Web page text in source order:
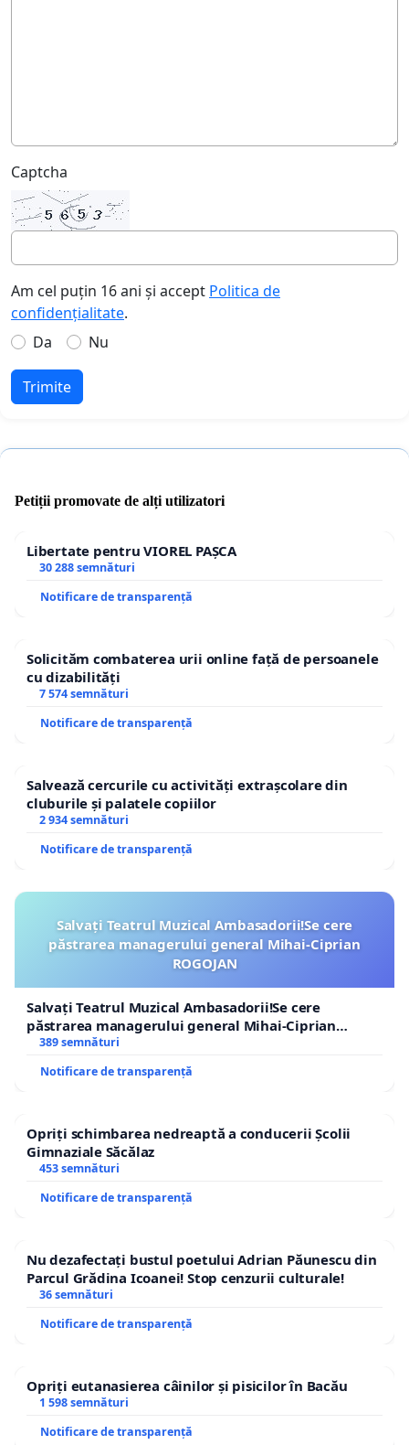
Captcha
Am cel puțin 16 ani și accept Politica de
confidențialitate.
Da
Nu
Trimite
Petiții promovate de alți utilizatori
Libertate pentru VIOREL PAȘCA
30 288 semnături
Notificare de transparență
Solicităm combaterea urii online față de persoanele
cu dizabilități
7 574 semnături
Notificare de transparență
Salvează cercurile cu activități extrașcolare din
cluburile și palatele copiilor
2 934 semnături
Notificare de transparență
Salvați Teatrul Muzical Ambasadorii!Se cere
păstrarea managerului general Mihai-Ciprian
ROGOJAN
Salvați Teatrul Muzical Ambasadorii!Se cere
păstrarea managerului general Mihai-Ciprian
ROGOJAN
389 semnături
Notificare de transparență
Opriți schimbarea nedreaptă a conducerii Școlii
Gimnaziale Săcălaz
453 semnături
Notificare de transparență
Nu dezafectați bustul poetului Adrian Păunescu din
Parcul Grădina Icoanei! Stop cenzurii culturale!
36 semnături
Notificare de transparență
Opriți eutanasierea câinilor și pisicilor în Bacău
1 598 semnături
Notificare de transparență